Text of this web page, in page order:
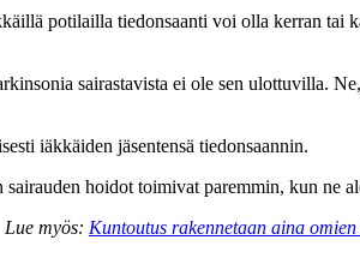
potilailla tiedonsaanti voi olla kerran tai
sairastavista ei ole sen ulottuvilla.
iäkkäiden jäsentensä tiedonsaannin.
hoidot toimivat paremmin, kun
Lue myös: Kuntoutus rakennetaan aina